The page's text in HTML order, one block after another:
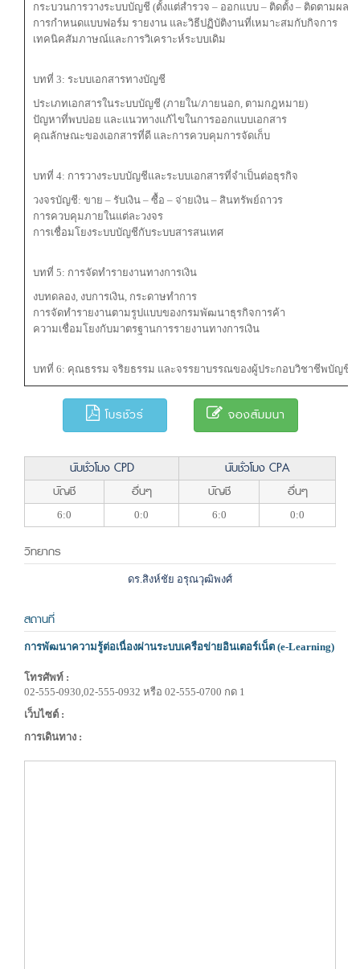
กระบวนการวางระบบบัญชี (ตั้งแต่สำรวจ – ออกแบบ – ติดตั้ง – ติดตามผล)
การกำหนดแบบฟอร์ม รายงาน และวิธีปฏิบัติงานที่เหมาะสมกับกิจการ
เทคนิคสัมภาษณ์และการวิเคราะห์ระบบเดิม
บทที่ 3: ระบบเอกสารทางบัญชี
ประเภทเอกสารในระบบบัญชี (ภายใน/ภายนอก, ตามกฎหมาย)
ปัญหาที่พบบ่อย และแนวทางแก้ไขในการออกแบบเอกสาร
คุณลักษณะของเอกสารที่ดี และการควบคุมการจัดเก็บ
บทที่ 4: การวางระบบบัญชีและระบบเอกสารที่จำเป็นต่อธุรกิจ
วงจรบัญชี: ขาย – รับเงิน – ซื้อ – จ่ายเงิน – สินทรัพย์ถาวร
การควบคุมภายในแต่ละวงจร
การเชื่อมโยงระบบบัญชีกับระบบสารสนเทศ
บทที่ 5: การจัดทำรายงานทางการเงิน
งบทดลอง, งบการเงิน, กระดาษทำการ
การจัดทำรายงานตามรูปแบบของกรมพัฒนาธุรกิจการค้า
ความเชื่อมโยงกับมาตรฐานการรายงานทางการเงิน
บทที่ 6: คุณธรรม จริยธรรม และจรรยาบรรณของผู้ประกอบวิชาชีพบัญชี
โบรชัวร์ จองสัมมนา
นับชั่วโมง CPD
นับชั่วโมง CPA
บัญชี
อื่นๆ บัญชี อื่นๆ
6:0 0:0 6:0 0:0
วิทยากร
ดร.สิงห์ชัย อรุณวุฒิพงศ์
สถานที่
การพัฒนาความรู้ต่อเนื่องผ่านระบบเครือข่ายอินเตอร์เน็ต (e-Learning)
โทรศัพท์ :
02-555-0930,02-555-0932 หรือ 02-555-0700 กด 1
เว็บไซต์ :
การเดินทาง :